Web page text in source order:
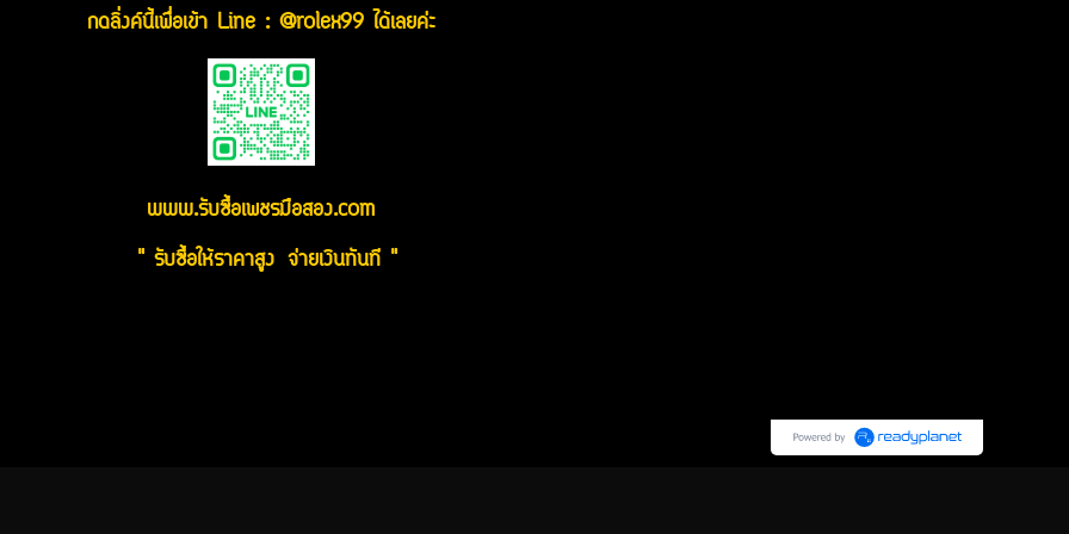
กดลิ่งค์นี้เพื่อเข้า Line : @rolex99 ได้เลยค่ะ
www.รับซื้อเพชรมือสอง.com
" รับซื้อให้ราคาสูง จ่ายเงินทันที "